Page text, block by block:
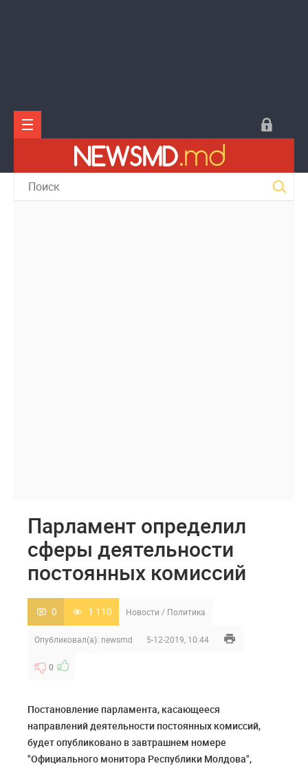
Парламент определил
сферы деятельности
постоянных комиссий
0 1 110 Новости / Политика
Опубликовал(а): newsmd 5-12-2019, 10:44
0
Постановление парламента, касающееся
направлений деятельности постоянных комиссий,
будет опубликовано в завтрашнем номере
"Официального монитора Республики Молдова",